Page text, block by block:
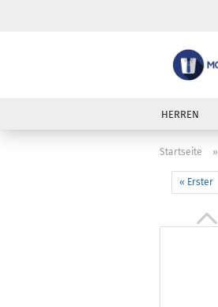
HERREN
Startseite »
« Erster